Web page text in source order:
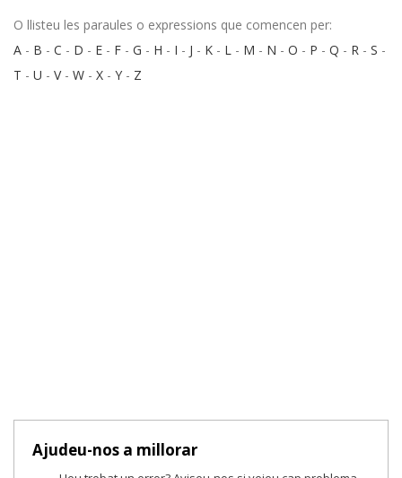
O llisteu les paraules o expressions que comencen per:
A - B - C - D - E - F - G - H - I - J - K - L - M - N - O - P - Q - R - S -
T - U - V- W - X - Y - Z
Ajudeu-nos a millorar